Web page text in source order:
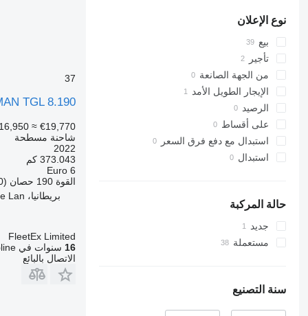
TGS 35.480نوع الإعلان
بيع
تأجير
من الجهة الصانعة
الإيجار الطويل الأمد
الرصيد
على أقساط
استبدال مع دفع فرق السعر
استبدال
حالة المركبة
جديد
مستعملة
سنة التصنيع
37
TGL 8.190
≈ €19,770
شاحنة مسطحة
2022
373.043 كم
Euro 6
القوة 190 حصان (140 kW)
بريطانيا، Cliffe Hill Depot Beveridge Lan
FleetEx Limited
16 سنوات في Autoline
الاتصال بالبائع